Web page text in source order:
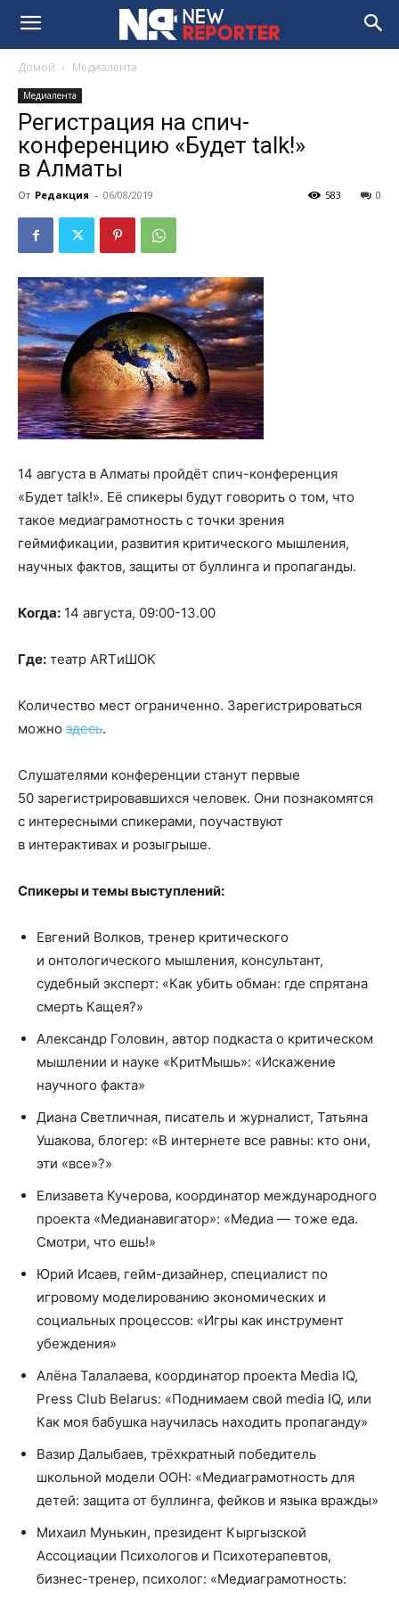
Домой Медиалента
Медиалента
Регистрация на спич-
конференцию «Будет talk!»
в Алматы
От Редакция - 06/08/2019 0
583
14 августа в Алматы пройдёт спич-конференция
«Будет talk!». Её спикеры будут говорить о том, что
такое медиаграмотность с точки зрения
геймификации, развития критического мышления,
научных фактов, защиты от буллинга и пропаганды.
Когда: 14 августа, 09:00-13.00
Где: театр ARTиШОК
Количество мест ограниченно. Зарегистрироваться
можно здесь.
Слушателями конференции станут первые
50 зарегистрировавшихся человек. Они познакомятся
с интересными спикерами, поучаствуют
в интерактивах и розыгрыше.
Спикеры и темы выступлений:
Евгений Волков, тренер критического
и онтологического мышления, консультант,
судебный эксперт: «Как убить обман: где спрятана
смерть Кащея?»
Александр Головин, автор подкаста о критическом
мышлении и науке «КритМышь»: «Искажение
научного факта»
Диана Светличная, писатель и журналист, Татьяна
Ушакова, блогер: «В интернете все равны: кто они,
эти «все»?»
Елизавета Кучерова, координатор международного
проекта «Медианавигатор»: «Медиа — тоже еда.
Смотри, что ешь!»
Юрий Исаев, гейм-дизайнер, специалист по
игровому моделированию экономических и
социальных процессов: «Игры как инструмент
убеждения»
Алёна Талалаева, координатор проекта Media IQ,
Press Club Belarus: «Поднимаем свой media IQ, или
Как моя бабушка научилась находить пропаганду»
Вазир Далыбаев, трёхкратный победитель
школьной модели ООН: «Медиаграмотность для
детей: защита от буллинга, фейков и языка вражды»
Михаил Мунькин, президент Кыргызской
Ассоциации Психологов и Психотерапевтов,
бизнес-тренер, психолог: «Медиаграмотность: